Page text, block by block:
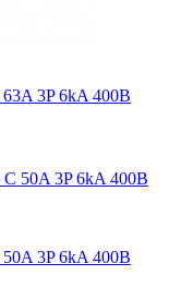
3P 6kA 400В
3P 6kA 400В